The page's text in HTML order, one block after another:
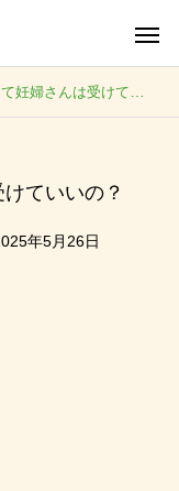
さんは受けていいの？
ていいの？
年5月26日